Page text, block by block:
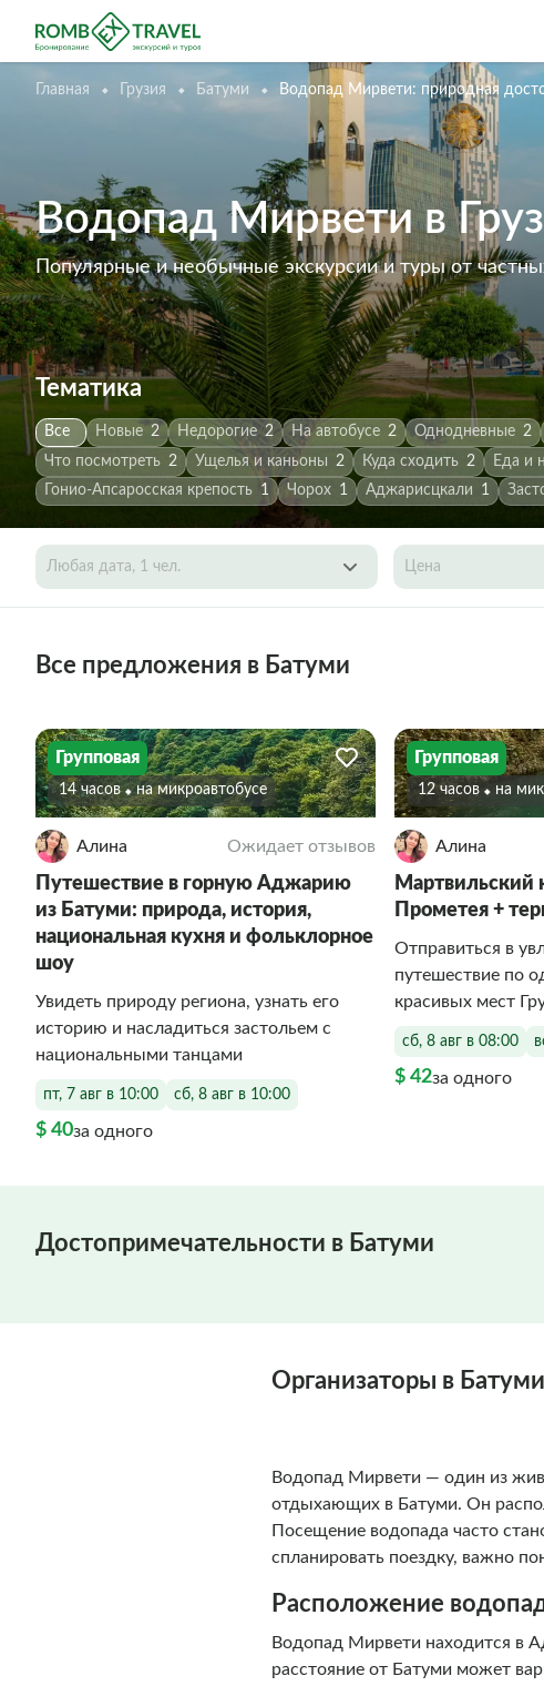
Главная Грузия Батуми Водопад Мирвети: природная
Водопад Мирвети в
Популярные и необычные экскурсии и туры от
Тематика
Все Новые 2 Недорогие 2 На автобусе 2 Однодневные 2
Что посмотреть 2 Ущелья и каньоны 2 Куда сходить 2 Еда и
Гонио-Апсаросская крепость 1 Чорох 1 Аджарисцкали 1
Любая дата, 1 чел. Цена
Все предложения в Батуми
Групповая
14 часов На микроавтобусе
Алина Ожидает отзывов
Путешествие в горную Аджарию
из Батуми: природа, история,
национальная кухня и фольклорное
шоу
Увидеть природу региона, узнать его
историю и насладиться застольем с
национальными танцами
пт, 7 авг в 10:00 сб, 8 авг в 10:00
$ 40за одного
Групповая
12 часов На
Алина
Мартвильский
Прометея +
Отправиться в
путешествие по
красивых мест
сб, 8 авг в 08:00
$ 42за одного
Достопримечательности в Батуми
Организаторы в Батуми
Водопад Мирвети — один из
отдыхающих в Батуми. Он
Посещение водопада часто
спланировать поездку, важно
Расположение
Водопад Мирвети находится в
расстояние от Батуми может